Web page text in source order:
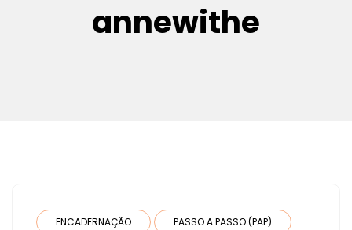
annewithe
ENCADERNAÇÃO PASSO A PASSO (PAP)